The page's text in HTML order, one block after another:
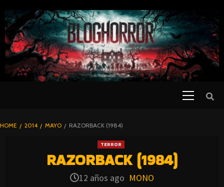
TO
CONTENT
BLOGHORROR
HOME 2014 MAYO RAZORBACK (1984)
TERROR
RAZORBACK (1984)
12 años ago MONO